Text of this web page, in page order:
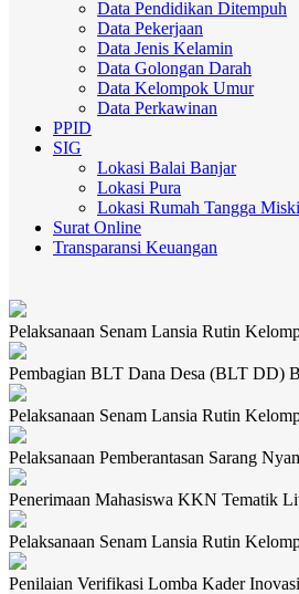
Data Pendidikan Ditempuh
Data Pekerjaan
Data Jenis Kelamin
Data Golongan Darah
Data Kelompok Umur
Data Perkawinan
PPID
SIG
Lokasi Balai Banjar
Lokasi Pura
Lokasi Rumah Tangga
Surat Online
Transparansi Keuangan
Pelaksanaan Senam Lansia Rutin
Pembagian BLT Dana Desa (BLT DD)
Pelaksanaan Senam Lansia Rutin
Pelaksanaan Pemberantasan Sarang
Penerimaan Mahasiswa KKN Tematik
Pelaksanaan Senam Lansia Rutin
Penilaian Verifikasi Lomba Kader